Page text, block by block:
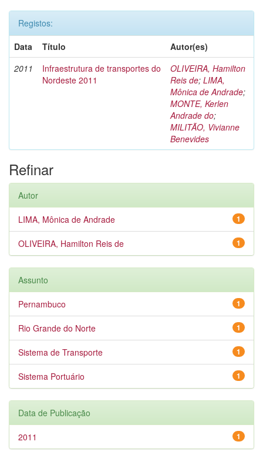
Registos:
Data
Título
Autor(es)
2011
Infraestrutura de transportes do
Nordeste 2011
OLIVEIRA, Hamilton
Reis de; LIMA,
Mônica de Andrade;
MONTE, Kerlen
Andrade do;
MILITÃO, Vivianne
Benevides
Refinar
Autor
1
LIMA, Mônica de Andrade
1
OLIVEIRA, Hamilton Reis de
Assunto
1
Pernambuco
1
Rio Grande do Norte
1
Sistema de Transporte
1
Sistema Portuário
Data de Publicação
1
2011